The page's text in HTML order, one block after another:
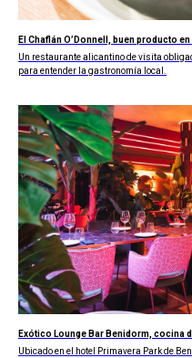
El Chaflán O’Donnell, buen producto
Un restaurante alicantino de visita
para entender la gastronomía local.
Exótico Lounge Bar Benidorm, cocina
Ubicado en el hotel Primavera Park de